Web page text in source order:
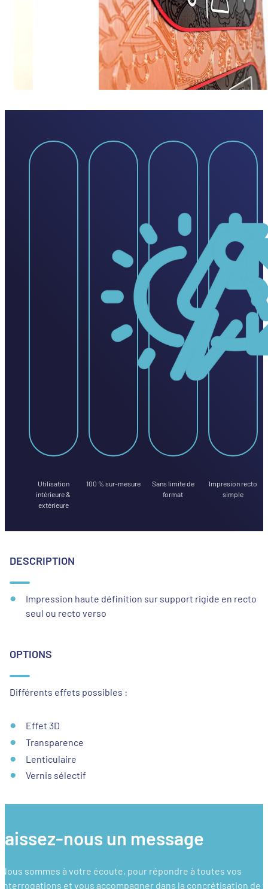
Utilisation
intérieure &
extérieure
100 % sur-mesure
Sans limite de
format
Impresion recto
simple
DESCRIPTION
Impression haute définition sur support rigide en recto
seul ou recto verso
OPTIONS
Différents effets possibles :
Effet 3D
Transparence
Lenticulaire
Vernis sélectif
laissez-nous un message
Nous sommes à votre écoute, pour répondre à toutes vos
interrogations et vous accompagner dans la concrétisation de